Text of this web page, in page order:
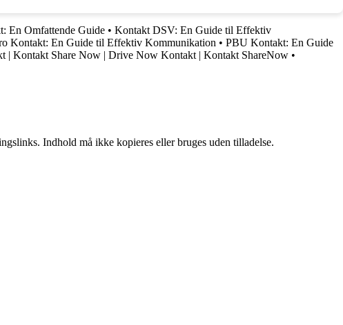
En Omfattende Guide • Kontakt DSV: En Guide til Effektiv
Kontakt: En Guide til Effektiv Kommunikation • PBU Kontakt: En Guide
| Kontakt Share Now | Drive Now Kontakt | Kontakt ShareNow •
Indhold må ikke kopieres eller bruges uden tilladelse.